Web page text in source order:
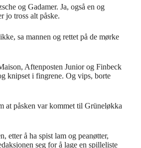
og Gadamer. Ja, også en og
jo tross alt påske.
sa mannen og rettet på de mørke
Aftenposten Junior og Finbeck
knipset i fingrene. Og vips, borte
at påsken var kommet til Grüneløkka
etter å ha spist lam og peanøtter,
seg for å lage en spilleliste